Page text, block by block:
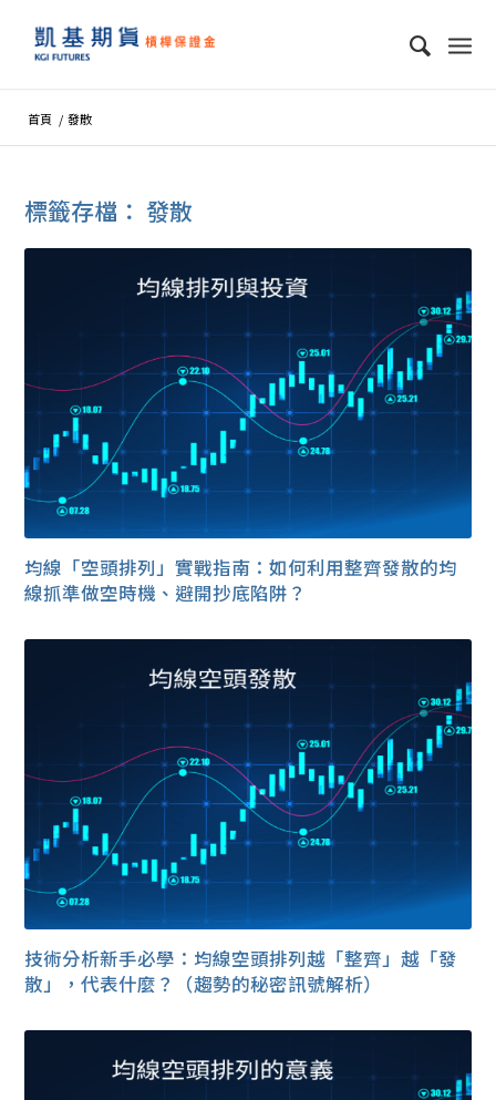
首頁 / 發散
標籤存檔：發散
均線「空頭排列」實戰指南：如何利用整齊發散的均
線抓準做空時機、避開抄底陷阱？
技術分析新手必學：均線空頭排列越「整齊」越「發
散」，代表什麼？（趨勢的秘密訊號解析）